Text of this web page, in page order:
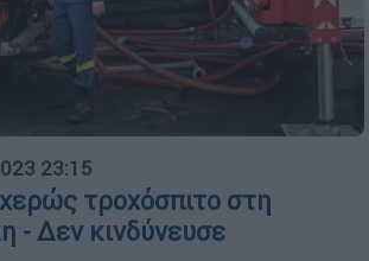
23:15
τροχόσπιτο στη
- Δεν κινδύνευσε